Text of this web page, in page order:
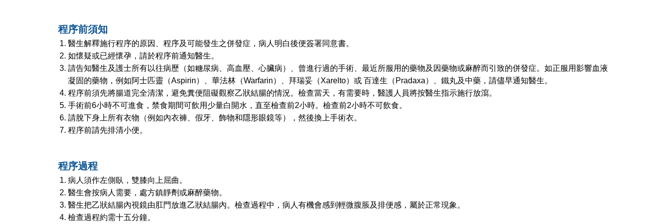
程序前須知
醫生解釋施行程序的原因、程序及可能發生之併發症，病人明白後便簽署同意書。
如懷疑或已經懷孕，請於程序前通知醫生。
請告知醫生及護士所有以往病歷（如糖尿病、高血壓、心臟病）、曾進行過的手術、最近所服用的藥物及因藥物或麻醉而引致的併發症。如正服用影響血液
凝固的藥物，例如阿士匹靈（Aspirin）、華法林（Warfarin）、拜瑞妥（Xarelto）或 百達生（Pradaxa）、鐵丸及中藥，請儘早通知醫生。
程序前須先將腸道完全清潔，避免糞便阻礙觀察乙狀結腸的情況。檢查當天，有需要時，醫護人員將按醫生指示施行放瀉。
手術前6小時不可進食，禁食期間可飲用少量白開水，直至檢查前2小時。檢查前2小時不可飲食。
請脫下身上所有衣物（例如內衣褲、假牙、飾物和隱形眼鏡等），然後換上手術衣。
程序前請先排清小便。
程序過程
病人須作左側臥，雙膝向上屈曲。
醫生會按病人需要，處方鎮靜劑或麻醉藥物。
醫生把乙狀結腸內視鏡由肛門放進乙狀結腸內。檢查過程中，病人有機會感到輕微腹脹及排便感，屬於正常現象。
檢查過程約需十五分鐘。